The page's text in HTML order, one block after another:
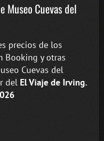
Museo Cuevas del
precios de los
Booking y otras
Cuevas del
del El Viaje de Irving.